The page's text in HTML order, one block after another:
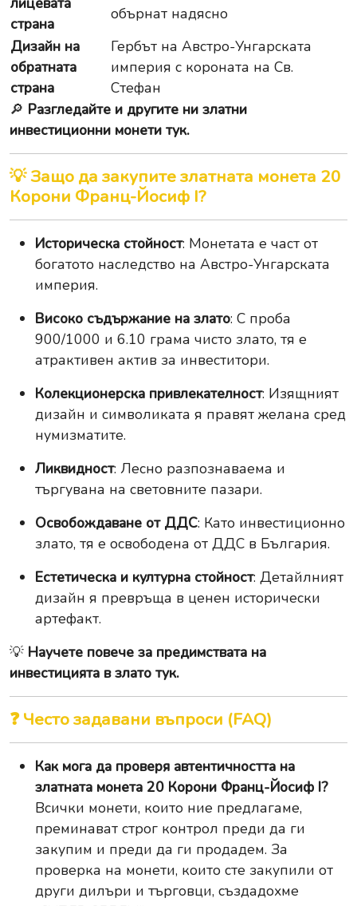
страна
обърнат надясно
Дизайн на
обратната
страна
Гербът на Австро-Унгарската
империя с короната на Св.
Стефан
🔎 Разгледайте и другите ни златни
инвестиционни монети тук.
💡 Защо да закупите златната монета 20
Корони Франц-Йосиф I?
Историческа стойност: Монетата е част от
богатото наследство на Австро-Унгарската
империя.
Високо съдържание на злато: С проба
900/1000 и 6.10 грама чисто злато, тя е
атрактивен актив за инвеститори.
Колекционерска привлекателност: Изящният
дизайн и символиката я правят желана сред
нумизматите.
Ликвидност: Лесно разпознаваема и
търгувана на световните пазари.
Освобождаване от ДДС: Като инвестиционно
злато, тя е освободена от ДДС в България.
Естетическа и културна стойност: Детайлният
дизайн я превръща в ценен исторически
артефакт.
💡 Научете повече за предимствата на
инвестицията в злато тук.
❓ Често задавани въпроси (FAQ)
Как мога да проверя автентичността на
златната монета 20 Корони Франц-Йосиф I?
Всички монети, които ние предлагаме,
преминават строг контрол преди да ги
закупим и преди да ги продадем. За
проверка на монети, които сте закупили от
други дилъри и търговци, създадохме